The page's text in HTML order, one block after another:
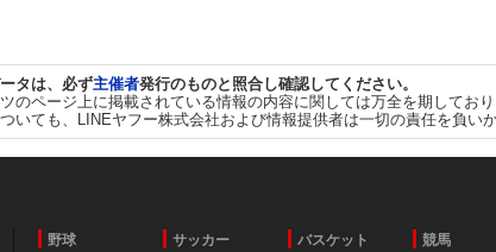
タは、必ず主催者発行のものと照合し確認してください。
のページ上に掲載されている情報の内容に関しては万全を期して
いても、LINEヤフー株式会社および情報提供者は一切の責任を負いか
野球 サッカー バスケット 競馬